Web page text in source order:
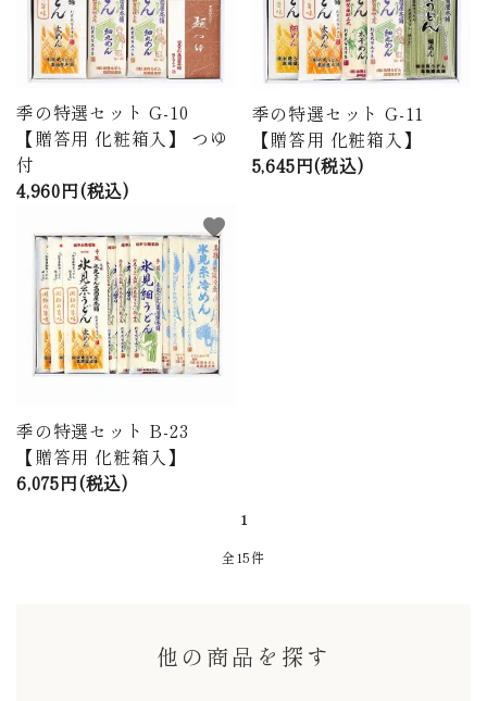
季の特選セット G-10
【贈答用 化粧箱入】 つゆ
付
4,960円(税込)
季の特選セット G-11
【贈答用 化粧箱入】
5,645円(税込)
季の特選セット B-23
【贈答用 化粧箱入】
6,075円(税込)
favorite
1
全15件
他の商品を探す